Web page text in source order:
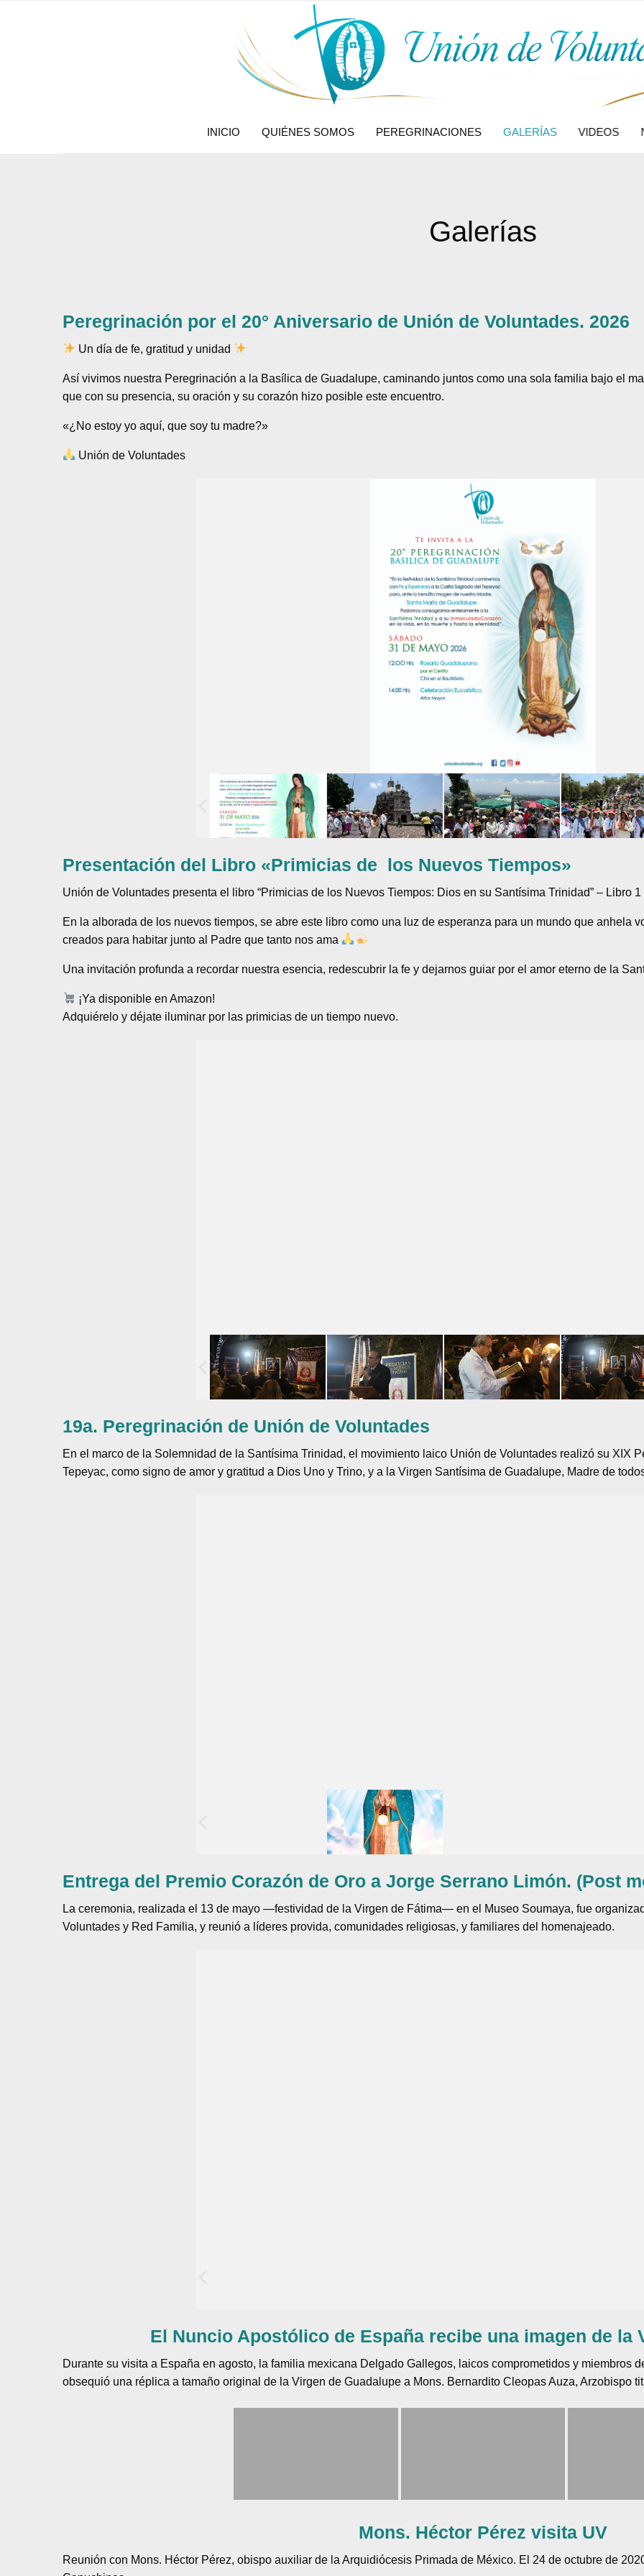
INICIO QUIÉNES SOMOS PEREGRINACIONES GALERÍAS VIDEOS
Galerías
Peregrinación por el 20° Aniversario de Unión de Voluntades. 2026
Un día de fe, gratitud y unidad
Así vivimos nuestra Peregrinación a la Basílica de Guadalupe, caminando juntos como una sola familia bajo el
que con su presencia, su oración y su corazón hizo posible este encuentro.
«¿No estoy yo aquí, que soy tu madre?»
Unión de Voluntades
Presentación del Libro «Primicias de los Nuevos Tiempos»
Unión de Voluntades presenta el libro “Primicias de los Nuevos Tiempos: Dios en su Santísima Trinidad” – Libro 1
En la alborada de los nuevos tiempos, se abre este libro como una luz de esperanza para un mundo que anhela
creados para habitar junto al Padre que tanto nos ama
Una invitación profunda a recordar nuestra esencia, redescubrir la fe y dejarnos guiar por el amor eterno de la
¡Ya disponible en Amazon!
Adquiérelo y déjate iluminar por las primicias de un tiempo nuevo.
19a. Peregrinación de Unión de Voluntades
En el marco de la Solemnidad de la Santísima Trinidad, el movimiento laico Unión de Voluntades realizó su XIX
Tepeyac, como signo de amor y gratitud a Dios Uno y Trino, y a la Virgen Santísima de Guadalupe, Madre de
Entrega del Premio Corazón de Oro a Jorge Serrano Limón. (Post
La ceremonia, realizada el 13 de mayo —festividad de la Virgen de Fátima— en el Museo Soumaya, fue
Voluntades y Red Familia, y reunió a líderes provida, comunidades religiosas, y familiares del homenajeado.
El Nuncio Apostólico de España recibe una imagen de la
Durante su visita a España en agosto, la familia mexicana Delgado Gallegos, laicos comprometidos y miembros
obsequió una réplica a tamaño original de la Virgen de Guadalupe a Mons. Bernardito Cleopas Auza, Arzobispo
Mons. Héctor Pérez visita UV
Reunión con Mons. Héctor Pérez, obispo auxiliar de la Arquidiócesis Primada de México. El 24 de octubre de